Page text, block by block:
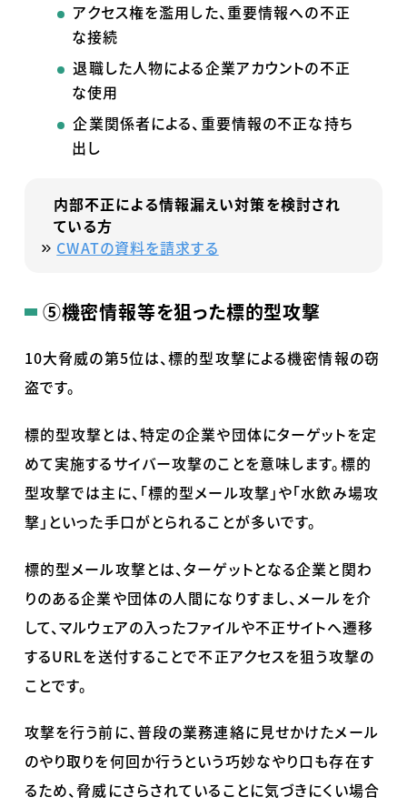
アクセス権を濫用した、重要情報への不正
な接続
退職した人物による企業アカウントの不正
な使用
企業関係者による、重要情報の不正な持ち
出し
内部不正による情報漏えい対策を検討され
ている方
CWATの資料を請求する
⑤機密情報等を狙った標的型攻撃
10大脅威の第5位は、標的型攻撃による機密情報の窃
盗です。
標的型攻撃とは、特定の企業や団体にターゲットを定
めて実施するサイバー攻撃のことを意味します。標的
型攻撃では主に、「標的型メール攻撃」や「水飲み場攻
撃」といった手口がとられることが多いです。
標的型メール攻撃とは、ターゲットとなる企業と関わ
りのある企業や団体の人間になりすまし、メールを介
して、マルウェアの入ったファイルや不正サイトへ遷移
するURLを送付することで不正アクセスを狙う攻撃の
ことです。
攻撃を行う前に、普段の業務連絡に見せかけたメール
のやり取りを何回か行うという巧妙なやり口も存在す
るため、脅威にさらされていることに気づきにくい場合